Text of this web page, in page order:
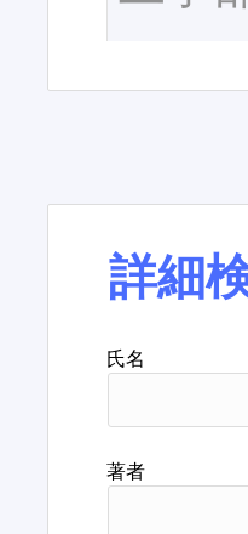
詳細
氏名
著者